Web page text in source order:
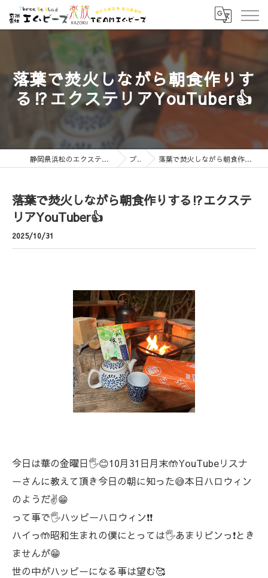
落葉で焚火しながら朝食作りす
る⁉️エクステリアYouTuber👍
静岡県浜松のエクステリアなら有限会社エムビーズ ブログ 落葉で焚火しながら朝食作りする⁉️エクステリアYouTuber👍
落葉で焚火しながら朝食作りする⁉️エクステ
リアYouTuber👍
2025/10/31
今日は華の金曜日🖐️😊10月31日月末🤲YouTubeリスナ
ーさんに教えて頂き今日の朝に知った😅本日ハロウィン
のようだ✌️😁
って事で🖐️ハッピーハロウィン❗❗
ハイっ🤲昭和生まれの僕にとっては🖐️あまりピンっ❗とき
ませんが😁
世の中がハッピーになる事は望む🥰